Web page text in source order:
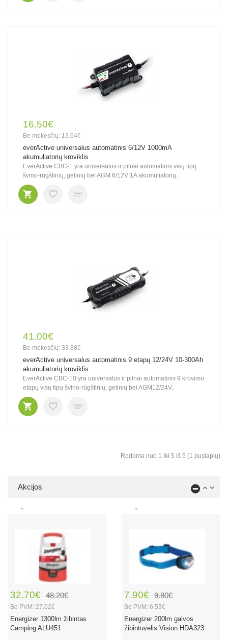
16.50€
Be mokesčių: 13.64€
everActive universalus automatinis 6/12V 1000mA
akumuliatorių kroviklis
EverActive CBC-1 yra universalus ir pilnai automatinis visų tipų
švino-rūgštinių, gelinių bei AGM 6/12V 1A akumuliatorių..
41.00€
Be mokesčių: 33.88€
everActive universalus automatinis 9 etapų 12/24V 10-300Ah
akumuliatorių kroviklis
EverActive CBC-10 yra universalus ir pilnai automatinis 9 krovimo
etapų visų tipų švino-rūgštinių, gelinių bei AGM12/24V..
Rodoma nuo 1 iki 5 iš 5 (1 puslapių)
Akcijos
32.70€ 48.20€
Be PVM: 27.02€
Energizer 1300lm žibintas
Camping ALU451
7.90€ 9.80€
Be PVM: 6.53€
Energizer 200lm galvos
žibintuvėlis Vision HDA323